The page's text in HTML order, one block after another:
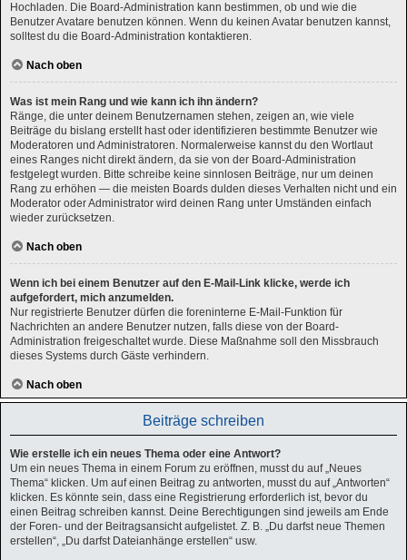
Hochladen. Die Board-Administration kann bestimmen, ob und wie die
Benutzer Avatare benutzen können. Wenn du keinen Avatar benutzen kannst,
solltest du die Board-Administration kontaktieren.
Nach oben
Was ist mein Rang und wie kann ich ihn ändern?
Ränge, die unter deinem Benutzernamen stehen, zeigen an, wie viele
Beiträge du bislang erstellt hast oder identifizieren bestimmte Benutzer wie
Moderatoren und Administratoren. Normalerweise kannst du den Wortlaut
eines Ranges nicht direkt ändern, da sie von der Board-Administration
festgelegt wurden. Bitte schreibe keine sinnlosen Beiträge, nur um deinen
Rang zu erhöhen — die meisten Boards dulden dieses Verhalten nicht und ein
Moderator oder Administrator wird deinen Rang unter Umständen einfach
wieder zurücksetzen.
Nach oben
Wenn ich bei einem Benutzer auf den E-Mail-Link klicke, werde ich
aufgefordert, mich anzumelden.
Nur registrierte Benutzer dürfen die foreninterne E-Mail-Funktion für
Nachrichten an andere Benutzer nutzen, falls diese von der Board-
Administration freigeschaltet wurde. Diese Maßnahme soll den Missbrauch
dieses Systems durch Gäste verhindern.
Nach oben
Beiträge schreiben
Wie erstelle ich ein neues Thema oder eine Antwort?
Um ein neues Thema in einem Forum zu eröffnen, musst du auf „Neues
Thema“ klicken. Um auf einen Beitrag zu antworten, musst du auf „Antworten“
klicken. Es könnte sein, dass eine Registrierung erforderlich ist, bevor du
einen Beitrag schreiben kannst. Deine Berechtigungen sind jeweils am Ende
der Foren- und der Beitragsansicht aufgelistet. Z. B. „Du darfst neue Themen
erstellen“, „Du darfst Dateianhänge erstellen“ usw.